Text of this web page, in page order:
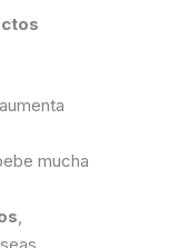
mucha